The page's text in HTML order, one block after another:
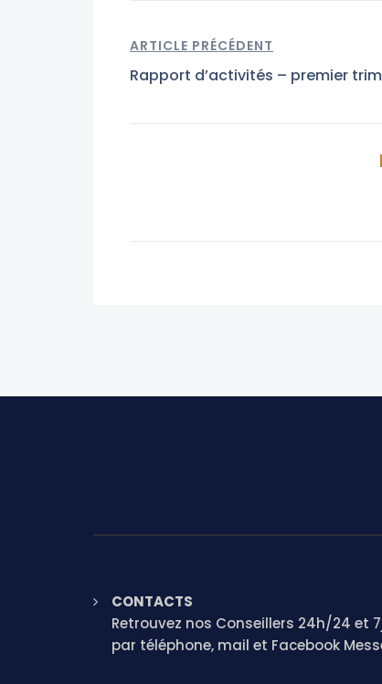
ARTICLE PRÉCÉDENT
Rapport d’activités – premier
CONTACTS
Retrouvez nos Conseillers 24h/24 et
par téléphone, mail et Facebook